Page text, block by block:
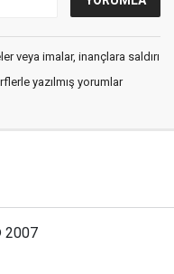
veya imalar, inançlara saldırı
yazılmış yorumlar
2007